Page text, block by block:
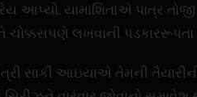
આપ્યો. યામાશિતાએ પાત્ર તોજી
ચોક્કસપણે લખવાની પડકારરૂપતા
સાકી આઇયાએ તેમની